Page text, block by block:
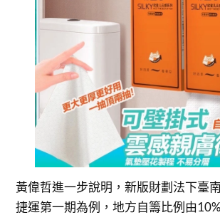
黃偉哲進一步說明，新版財劃法下臺
捷運第一期為例，地方自籌比例由